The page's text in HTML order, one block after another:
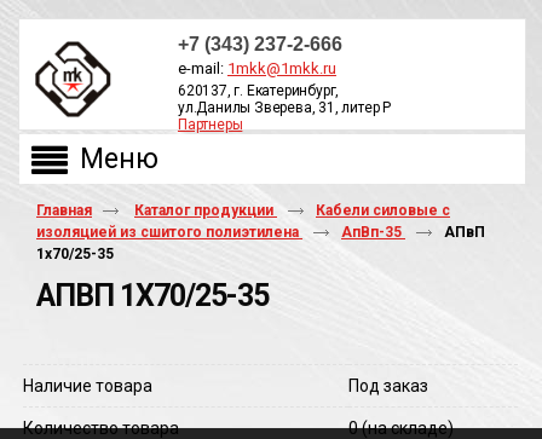
+7 (343) 237-2-666
e-mail: 1mkk@1mkk.ru
620137, г. Екатеринбург,
ул.Данилы Зверева, 31, литер Р
Партнеры
Главная Каталог продукции
Кабели силовые с
изоляцией из сшитого полиэтилена
АпВп-35
АПвП
1х70/25-35
АПВП 1Х70/25-35
Наличие товара Под заказ
Количество товара 0(на складе)